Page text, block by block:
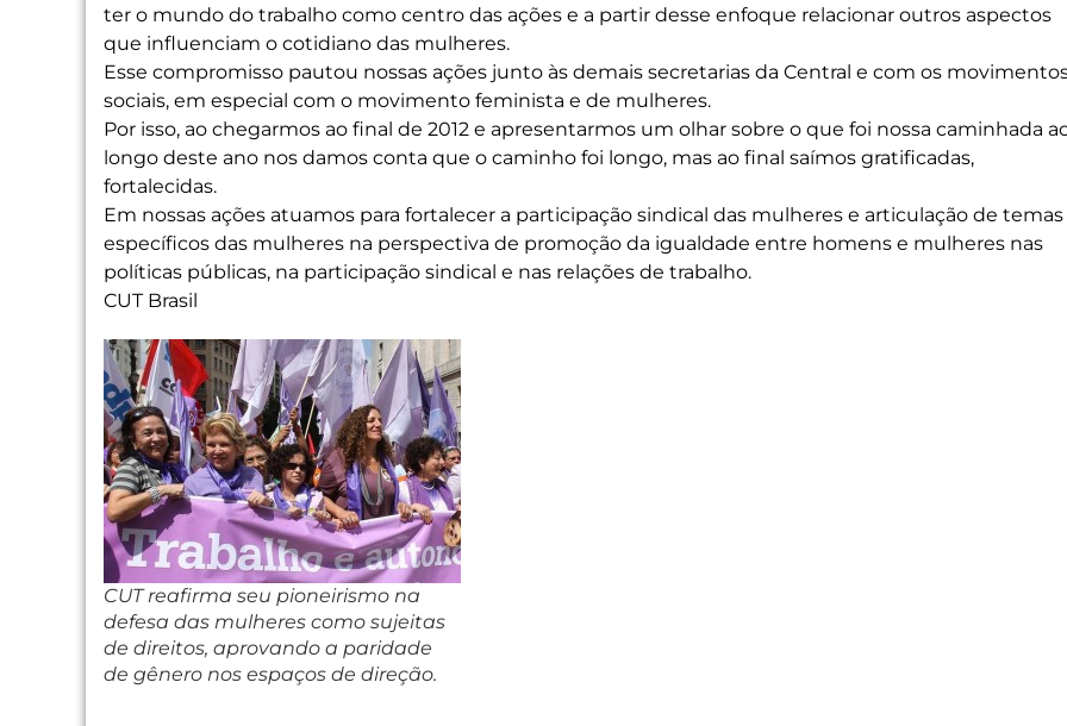
ter o mundo do trabalho como centro das ações e a partir desse enfoque relacionar outros aspectos
que influenciam o cotidiano das mulheres.
Esse compromisso pautou nossas ações junto às demais secretarias da Central e com os
sociais, em especial com o movimento feminista e de mulheres.
Por isso, ao chegarmos ao final de 2012 e apresentarmos um olhar sobre o que foi nossa caminhada
longo deste ano nos damos conta que o caminho foi longo, mas ao final saímos gratificadas,
fortalecidas.
Em nossas ações atuamos para fortalecer a participação sindical das mulheres e articulação de temas
específicos das mulheres na perspectiva de promoção da igualdade entre homens e mulheres nas
políticas públicas, na participação sindical e nas relações de trabalho.
CUT Brasil
CUT reafirma seu pioneirismo na
defesa das mulheres como sujeitas
de direitos, aprovando a paridade
de gênero nos espaços de direção.